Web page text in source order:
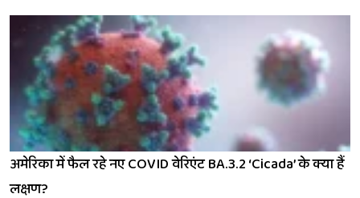
अमेरिका में फैल रहे नए COVID वेरिएंट BA.3.2 ‘Cicada’ के क्या हैं
लक्षण?